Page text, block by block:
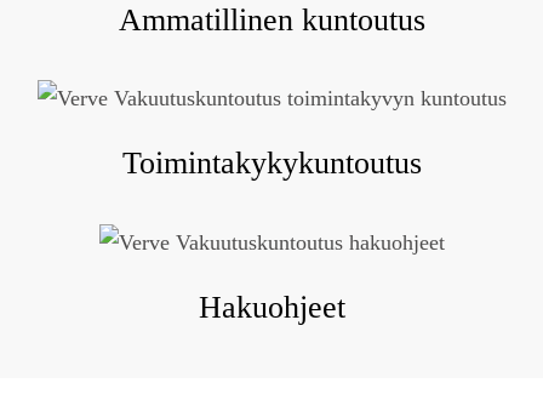
Ammatillinen kuntoutus
Toimintakykykuntoutus
Hakuohjeet
Eväste on pieni tekstitiedosto, joka tallentuu selaimeesi.